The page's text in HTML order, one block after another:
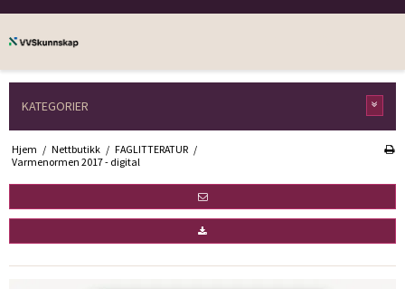
KATEGORIER
Hjem / Nettbutikk / FAGLITTERATUR /
Varmenormen 2017 - digital